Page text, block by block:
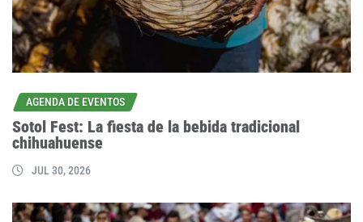
AGENDA DE EVENTOS
Sotol Fest: La fiesta de la bebida tradicional
chihuahuense
JUL 30, 2026